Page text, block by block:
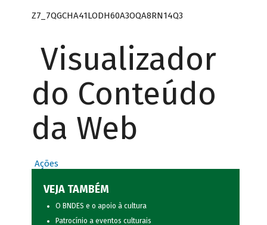
Z7_7QGCHA41LODH60A3OQA8RN14Q3
Visualizador
do Conteúdo
da Web
Ações
VEJA TAMBÉM
O BNDES e o apoio à cultura
Patrocínio a eventos culturais